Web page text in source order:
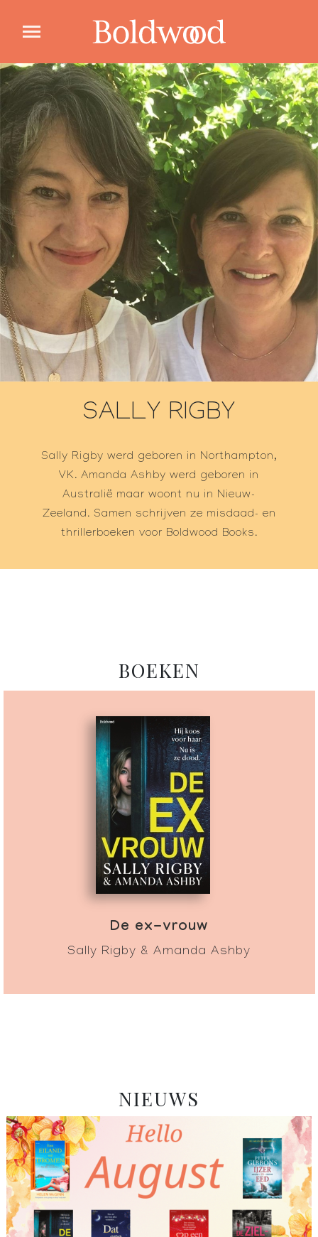
SALLY RIGBY
Sally Rigby werd geboren in Northampton,
VK. Amanda Ashby werd geboren in
Australië maar woont nu in Nieuw-
Zeeland. Samen schrijven ze misdaad- en
thrillerboeken voor Boldwood Books.
BOEKEN
De ex-vrouw
Sally Rigby & Amanda Ashby
NIEUWS